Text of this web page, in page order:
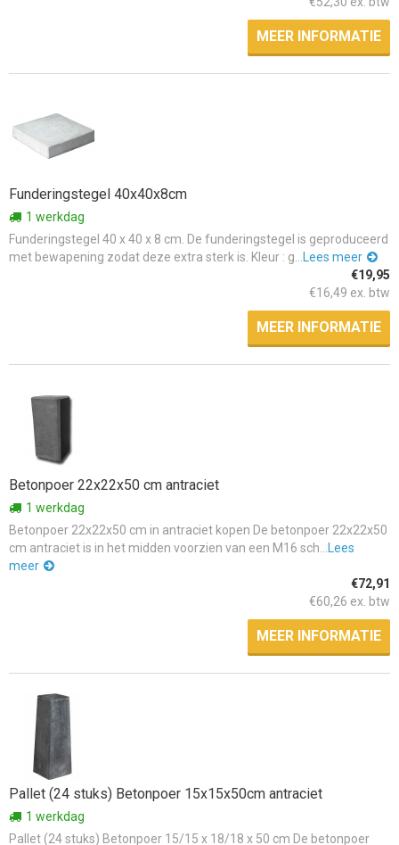
MEER INFORMATIE
Funderingstegel 40x40x8cm
1 werkdag
Funderingstegel 40 x 40 x 8 cm. De funderingstegel is geproduceerd
met bewapening zodat deze extra sterk is. Kleur : g... Lees meer
€19,95
€16,49 ex. btw
MEER INFORMATIE
Betonpoer 22x22x50 cm antraciet
1 werkdag
Betonpoer 22x22x50 cm in antraciet kopen De betonpoer 22x22x50
cm antraciet is in het midden voorzien van een M16 sch... Lees
meer
€72,91
€60,26 ex. btw
MEER INFORMATIE
Pallet (24 stuks) Betonpoer 15x15x50cm antraciet
1 werkdag
Pallet (24 stuks) Betonpoer 15/15 x 18/18 x 50 cm De betonpoer